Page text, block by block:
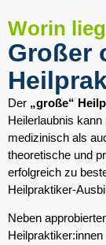
Worin
Großer
Der „große“
Heilerlaubnis
medizinisch als
theoretische und
erfolgreich zu
Heilpraktiker-
Neben